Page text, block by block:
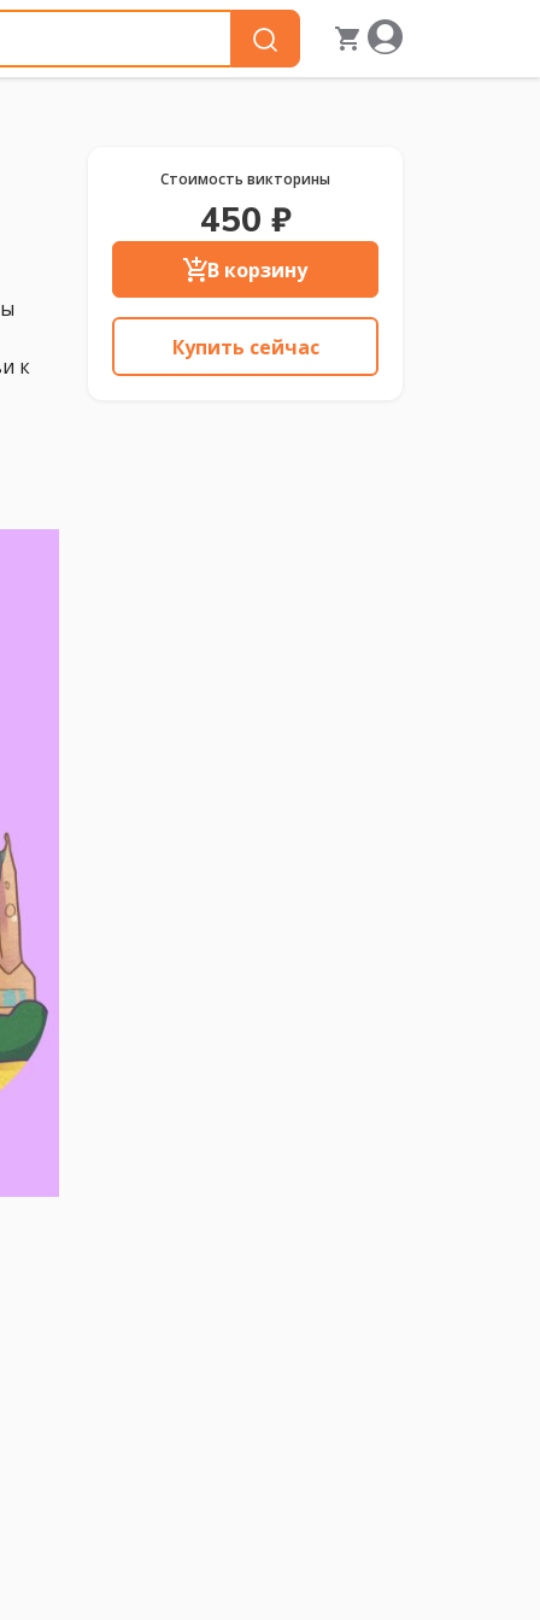
к
Стоимость викторины
450 ₽
В корзину
Купить сейчас